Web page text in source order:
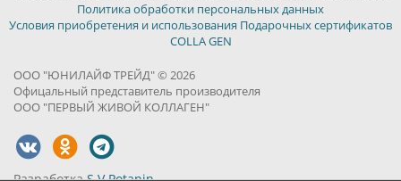
Политика обработки персональных данных
Условия приобретения и использования Подарочных сертификатов
COLLA GEN
ООО "ЮНИЛАЙФ ТРЕЙД" © 2026
Офицальный представитель производителя
ООО "ПЕРВЫЙ ЖИВОЙ КОЛЛАГЕН"